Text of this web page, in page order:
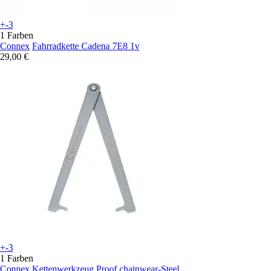
+-3
1 Farben
Connex Fahrradkette Cadena 7E8 1v
29,00 €
+-3
1 Farben
Connex Kettenwerkzeug Proof chainwear-Steel